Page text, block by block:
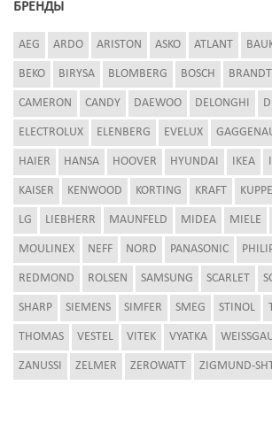
БРЕНДЫ
AEG ARDO ARISTON ASKO ATLANT
BEKO BIRYSA BLOMBERG BOSCH BRANDT
CAMERON CANDY DAEWOO DELONGHI
ELECTROLUX ELENBERG EVELUX
HAIER HANSA HOOVER HYUNDAI IKEA
KAISER KENWOOD KORTING KRAFT
LG LIEBHERR MAUNFELD MIDEA MIELE
MOULINEX NEFF NORD PANASONIC
REDMOND ROLSEN SAMSUNG SCARLET
SHARP SIEMENS SIMFER SMEG STINOL
THOMAS VESTEL VITEK VYATKA
ZANUSSI ZELMER ZEROWATT ZIGMUND-